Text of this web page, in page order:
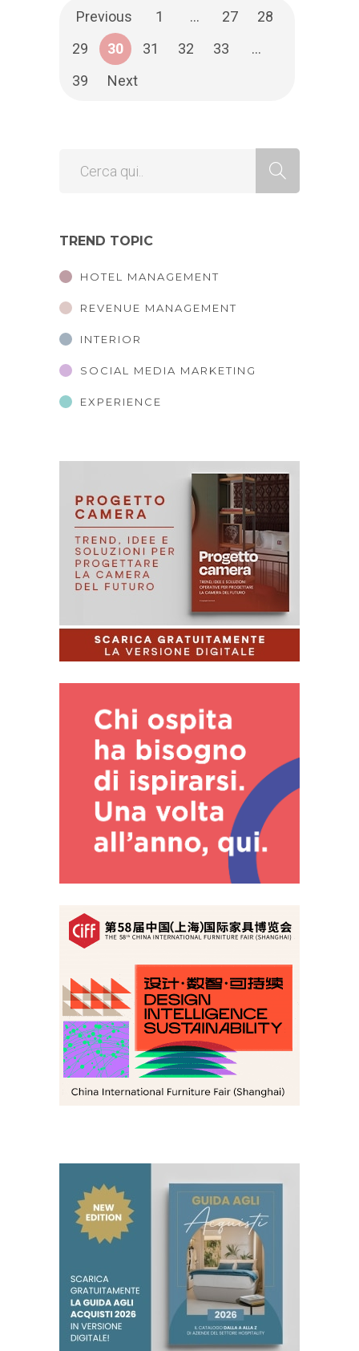
Previous 1 … 27
28
29
30 31 32 33
…
39
Next
TREND TOPIC
HOTEL MANAGEMENT
REVENUE MANAGEMENT
INTERIOR
SOCIAL MEDIA MARKETING
EXPERIENCE